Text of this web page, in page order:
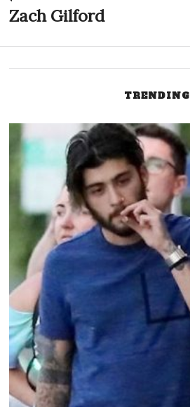
Navegação
de
Previous
Zach Gilford
TRENDING